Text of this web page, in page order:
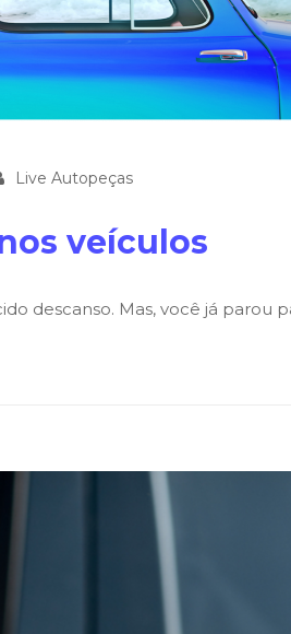
Live Autopeças
veículos
descanso. Mas, você já parou